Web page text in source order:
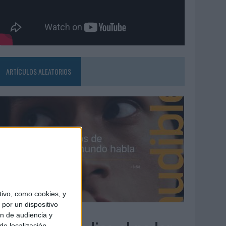
como cookies, y
un dispositivo
de audiencia y
ARTÍCULOS ALEATORIOS
08/2026